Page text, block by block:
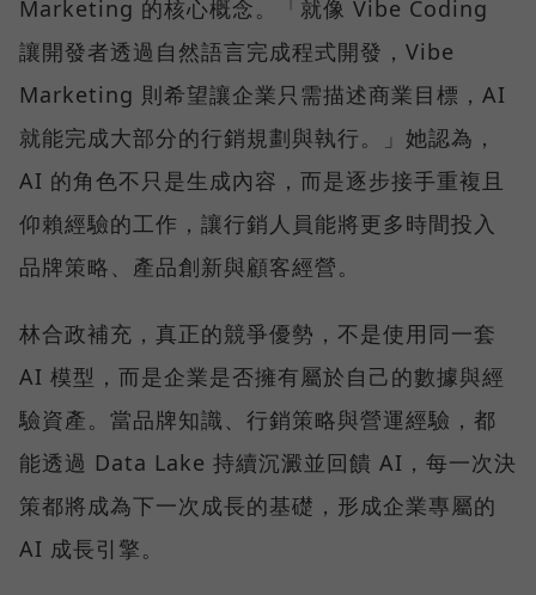
Marketing 的核心概念。「就像 Vibe Coding
讓開發者透過自然語言完成程式開發，Vibe
Marketing 則希望讓企業只需描述商業目標，AI
就能完成大部分的行銷規劃與執行。」她認為，
AI 的角色不只是生成內容，而是逐步接手重複且
仰賴經驗的工作，讓行銷人員能將更多時間投入
品牌策略、產品創新與顧客經營。
林合政補充，真正的競爭優勢，不是使用同一套
AI 模型，而是企業是否擁有屬於自己的數據與經
驗資產。當品牌知識、行銷策略與營運經驗，都
能透過 Data Lake 持續沉澱並回饋 AI，每一次決
策都將成為下一次成長的基礎，形成企業專屬的
AI 成長引擎。